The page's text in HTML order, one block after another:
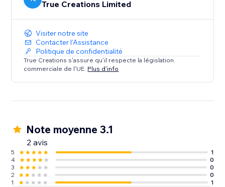
True Creations Limited
Visiter notre site
Contacter l'Assistance
Politique de confidentialité
True Creations s'assure qu'il respecte la législation
commerciale de l'UE. Plus d'info
Note moyenne 3.1
2 avis
5
1
4
0
3
0
2
0
1
1